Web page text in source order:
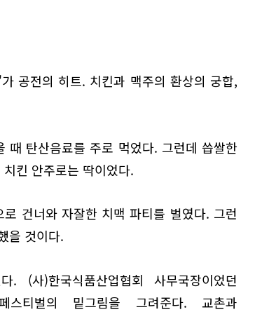
공전의 히트. 치킨과 맥주의 환상의 궁합,
탄산음료를 주로 먹었다. 그런데 씁쌀한
킨 안주로는 딱이었다.
건너와 자잘한 치맥 파티를 벌였다. 그런
을 것이다.
(사)한국식품산업협회 사무국장이었던
티벌의 밑그림을 그려준다. 교촌과